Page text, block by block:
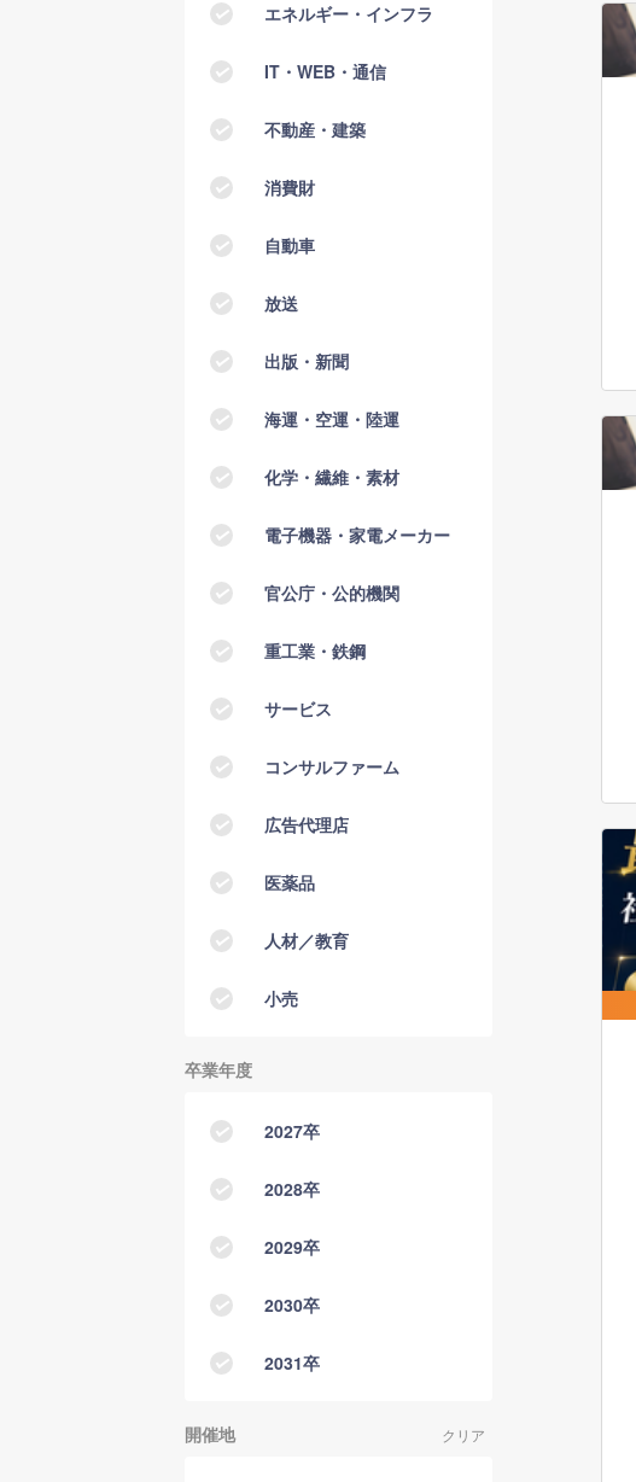
エネルギー・インフラ
IT・WEB・通信
不動産・建築
消費財
自動車
放送
出版・新聞
海運・空運・陸運
化学・繊維・素材
電子機器・家電メーカー
官公庁・公的機関
重工業・鉄鋼
サービス
コンサルファーム
広告代理店
医薬品
人材／教育
小売
卒業年度
2027卒
2028卒
2029卒
2030卒
2031卒
開催地 クリア